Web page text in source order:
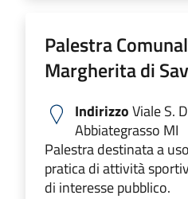
Palestra
Margherita di
IndirizzoViale S.
Abbiategrasso MI
Palestra destinata a
pratica di attività
di interesse pubblico.